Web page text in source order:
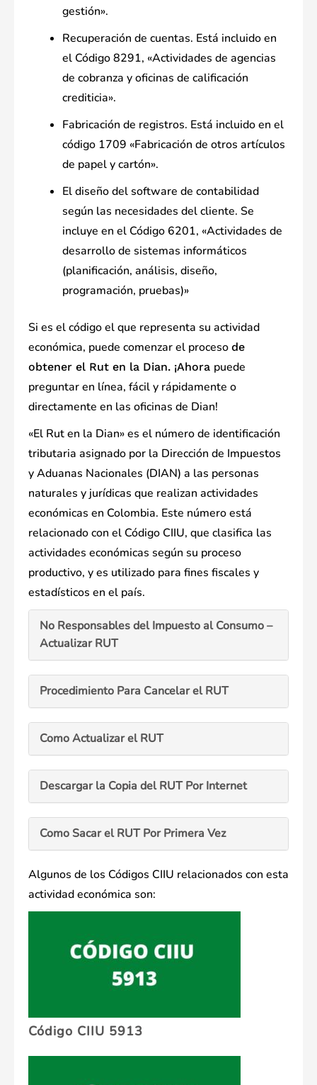
gestión».
Recuperación de cuentas. Está incluido en
el Código 8291, «Actividades de agencias
de cobranza y oficinas de calificación
crediticia».
Fabricación de registros. Está incluido en el
código 1709 «Fabricación de otros artículos
de papel y cartón».
El diseño del software de contabilidad
según las necesidades del cliente. Se
incluye en el Código 6201, «Actividades de
desarrollo de sistemas informáticos
(planificación, análisis, diseño,
programación, pruebas)»
Si es el código el que representa su actividad
económica, puede comenzar el proceso de
obtener el Rut en la Dian. ¡Ahora puede
preguntar en línea, fácil y rápidamente o
directamente en las oficinas de Dian!
«El Rut en la Dian» es el número de identificación
tributaria asignado por la Dirección de Impuestos
y Aduanas Nacionales (DIAN) a las personas
naturales y jurídicas que realizan actividades
económicas en Colombia. Este número está
relacionado con el Código CIIU, que clasifica las
actividades económicas según su proceso
productivo, y es utilizado para fines fiscales y
estadísticos en el país.
No Responsables del Impuesto al Consumo –
Actualizar RUT
Procedimiento Para Cancelar el RUT
Como Actualizar el RUT
Descargar la Copia del RUT Por Internet
Como Sacar el RUT Por Primera Vez
Algunos de los Códigos CIIU relacionados con esta
actividad económica son:
Código CIIU 5913